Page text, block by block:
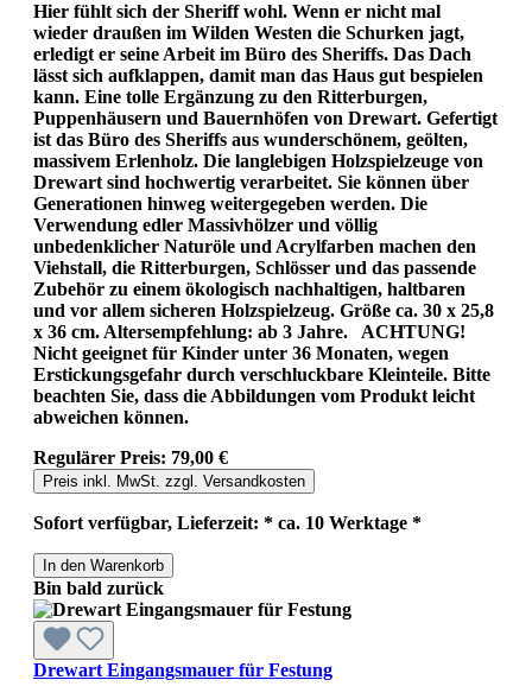
Hier fühlt sich der Sheriff wohl. Wenn er nicht mal
wieder draußen im Wilden Westen die Schurken jagt,
erledigt er seine Arbeit im Büro des Sheriffs. Das Dach
lässt sich aufklappen, damit man das Haus gut bespielen
kann. Eine tolle Ergänzung zu den Ritterburgen,
Puppenhäusern und Bauernhöfen von Drewart. Gefertigt
ist das Büro des Sheriffs aus wunderschönem, geölten,
massivem Erlenholz. Die langlebigen Holzspielzeuge von
Drewart sind hochwertig verarbeitet. Sie können über
Generationen hinweg weitergegeben werden. Die
Verwendung edler Massivhölzer und völlig
unbedenklicher Naturöle und Acrylfarben machen den
Viehstall, die Ritterburgen, Schlösser und das passende
Zubehör zu einem ökologisch nachhaltigen, haltbaren
und vor allem sicheren Holzspielzeug. Größe ca. 30 x 25,8
x 36 cm. Altersempfehlung: ab 3 Jahre. ACHTUNG!
Nicht geeignet für Kinder unter 36 Monaten, wegen
Erstickungsgefahr durch verschluckbare Kleinteile. Bitte
beachten Sie, dass die Abbildungen vom Produkt leicht
abweichen können.
Regulärer Preis: 79,00 €
Preis inkl. MwSt. zzgl. Versandkosten
Sofort verfügbar, Lieferzeit: * ca. 10 Werktage *
In den Warenkorb
Bin bald zurück
Drewart Eingangsmauer für Festung